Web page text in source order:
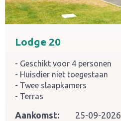
Lodge 20
Geschikt voor 4 personen
Huisdier niet toegestaan
Twee slaapkamers
Terras
Aankomst:
25-09-2026